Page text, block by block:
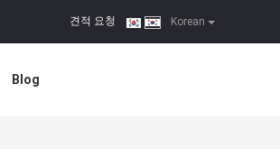
Korean
견적 요청 |
Blog